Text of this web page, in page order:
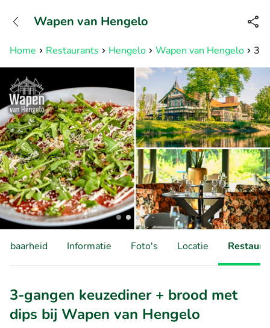
Bereikbaar tot 23:00 uur
Home Restaurants Hengelo Wapen van Hengelo 3-
Wapen van Hengelo
Informatie Foto's Locatie
3-gangen keuzediner + brood met
dips bij Wapen van Hengelo